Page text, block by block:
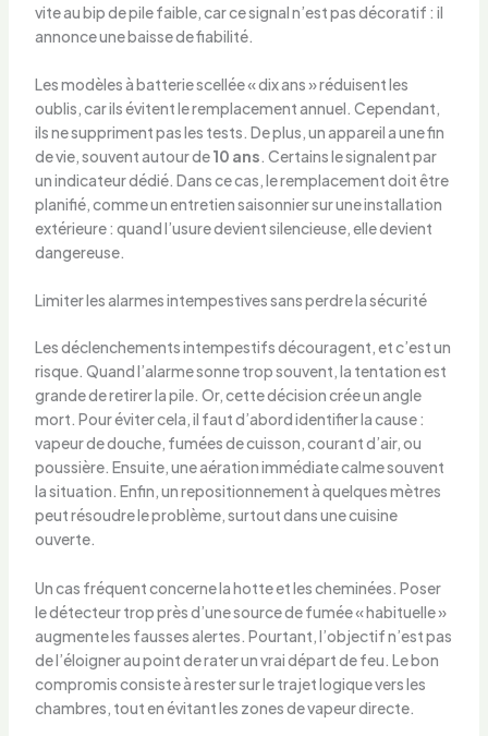
vite au bip de pile faible, car ce signal n’est pas décoratif : il
annonce une baisse de fiabilité.
Les modèles à batterie scellée « dix ans » réduisent les
oublis, car ils évitent le remplacement annuel. Cependant,
ils ne suppriment pas les tests. De plus, un appareil a une fin
de vie, souvent autour de10 ans. Certains le signalent par
un indicateur dédié. Dans ce cas, le remplacement doit être
planifié, comme un entretien saisonnier sur une installation
extérieure : quand l’usure devient silencieuse, elle devient
dangereuse.
Limiter les alarmes intempestives sans perdre la sécurité
Les déclenchements intempestifs découragent, et c’est un
risque. Quand l’alarme sonne trop souvent, la tentation est
grande de retirer la pile. Or, cette décision crée un angle
mort. Pour éviter cela, il faut d’abord identifier la cause :
vapeur de douche, fumées de cuisson, courant d’air, ou
poussière. Ensuite, une aération immédiate calme souvent
la situation. Enfin, un repositionnement à quelques mètres
peut résoudre le problème, surtout dans une cuisine
ouverte.
Un cas fréquent concerne la hotte et les cheminées. Poser
le détecteur trop près d’une source de fumée « habituelle »
augmente les fausses alertes. Pourtant, l’objectif n’est pas
de l’éloigner au point de rater un vrai départ de feu. Le bon
compromis consiste à rester sur le trajet logique vers les
chambres, tout en évitant les zones de vapeur directe.